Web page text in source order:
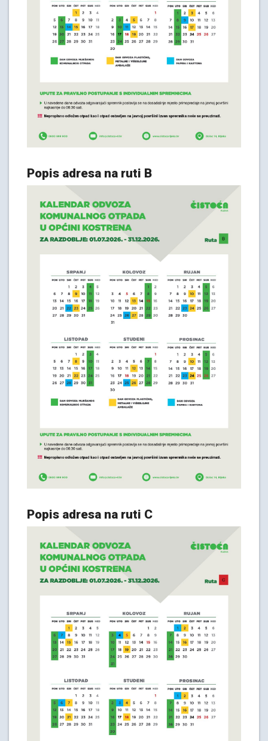
Popis adresa na ruti B
Popis adresa na ruti C